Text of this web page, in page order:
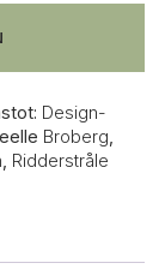
Design-
Broberg
Ridderstråle